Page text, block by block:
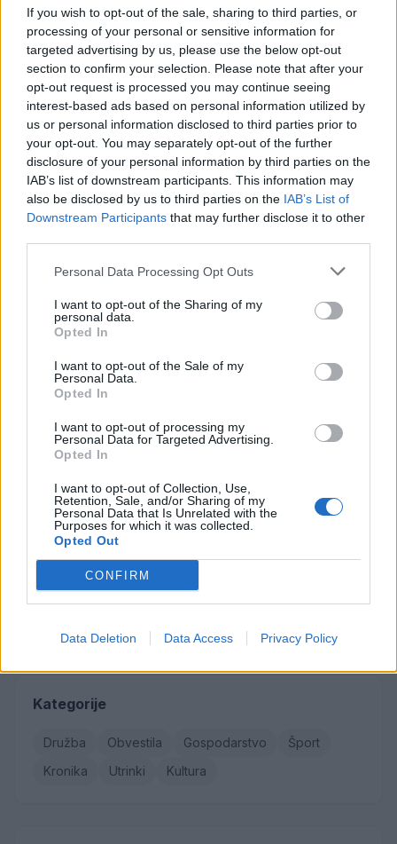
If you wish to opt-out of the sale, sharing to third parties, or
processing of your personal or sensitive information for
targeted advertising by us, please use the below opt-out
section to confirm your selection. Please note that after your
opt-out request is processed you may continue seeing
interest-based ads based on personal information utilized by
us or personal information disclosed to third parties prior to
your opt-out. You may separately opt-out of the further
disclosure of your personal information by third parties on the
IAB’s list of downstream participants. This information may
also be disclosed by us to third parties on the IAB’s List of
Downstream Participants that may further disclose it to other
Personal Data Processing Opt Outs
I want to opt-out of the Sharing of my
personal data.
Opted In
I want to opt-out of the Sale of my
Personal Data.
Opted In
I want to opt-out of processing my
Personal Data for Targeted Advertising.
Opted In
I want to opt-out of Collection, Use,
Retention, Sale, and/or Sharing of my
Personal Data that Is Unrelated with the
Purposes for which it was collected.
Opted Out
CONFIRM
Data Deletion Data Access Privacy Policy
obveščanju policije
6. avgust 2026
Pred nami vroč četrtek, v petek
osvežitev
5. avgust 2026
Opozorilo:Po 297. členu Kazenskega zakonika je
sovraštva, nasilja ali nestrpnosti. Komentarji z žaljivimi,
rasističnimi, diskriminatornimi ali nezakonitimi vsebinami
bodo odstranjeni.
Failed to fetch
Občina Šoštanj je pričela z obnovo vodovoda in
kanalizacije na območju Penšek v Florjanu
(VIDEO) "Mislil sem, da je konec": Lastnik
velenjske picerije o padcu s padalom na
Hrvaškem
Za posledicami prometne nesreče umrl 95-letni
kolesar
Znanih več informacij o tragediji v Vuhredu: V
omenjeni družini policija doslej še nikoli ni
posredovala
Kategorije
Družba Obvestila Gospodarstvo
Šport
Kronika
Utrinki Kultura